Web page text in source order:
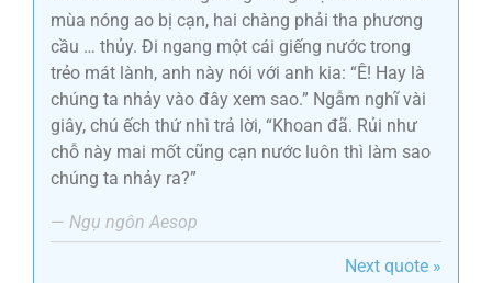
mùa nóng ao bị cạn, hai chàng phải tha phương
cầu … thủy. Đi ngang một cái giếng nước trong
trẻo mát lành, anh này nói với anh kia: “Ê! Hay là
chúng ta nhảy vào đây xem sao.” Ngẫm nghĩ vài
giây, chú ếch thứ nhì trả lời, “Khoan đã. Rủi như
chỗ này mai mốt cũng cạn nước luôn thì làm sao
chúng ta nhảy ra?”
— Ngụ ngôn Aesop
Next quote »